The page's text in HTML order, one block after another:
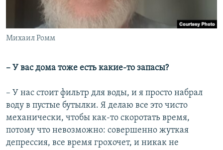
Михаил Ромм
– У вас дома тоже есть какие-то запасы?
– У нас стоит фильтр для воды, и я просто набрал
воду в пустые бутылки. Я делаю все это чисто
механически, чтобы как-то скоротать время,
потому что невозможно: совершенно жуткая
депрессия, все время грохочет, и никак не